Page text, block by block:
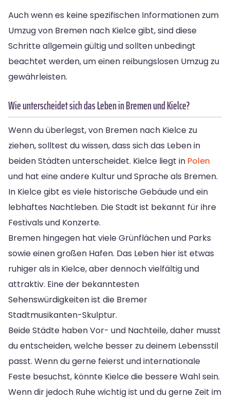
Auch wenn es keine spezifischen Informationen zum
Umzug von Bremen nach Kielce gibt, sind diese
Schritte allgemein gültig und sollten unbedingt
beachtet werden, um einen reibungslosen Umzug zu
gewährleisten.
Wie unterscheidet sich das Leben in Bremen und Kielce?
Wenn du überlegst, von Bremen nach Kielce zu
ziehen, solltest du wissen, dass sich das Leben in
beiden Städten unterscheidet. Kielce liegt in Polen
und hat eine andere Kultur und Sprache als Bremen.
In Kielce gibt es viele historische Gebäude und ein
lebhaftes Nachtleben. Die Stadt ist bekannt für ihre
Festivals und Konzerte.
Bremen hingegen hat viele Grünflächen und Parks
sowie einen großen Hafen. Das Leben hier ist etwas
ruhiger als in Kielce, aber dennoch vielfältig und
attraktiv. Eine der bekanntesten
Sehenswürdigkeiten ist die Bremer
Stadtmusikanten-Skulptur.
Beide Städte haben Vor- und Nachteile, daher musst
du entscheiden, welche besser zu deinem Lebensstil
passt. Wenn du gerne feierst und internationale
Feste besuchst, könnte Kielce die bessere Wahl sein.
Wenn dir jedoch Ruhe wichtig ist und du gerne Zeit im